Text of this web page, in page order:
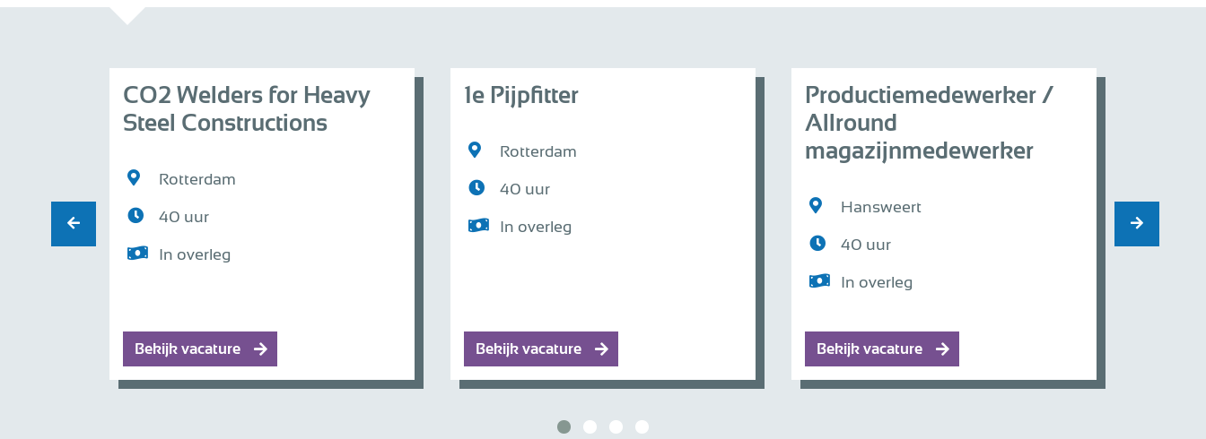
CO2 Welders for Heavy
Steel Constructions
Rotterdam
40 uur
In overleg
Bekijk vacature
1e Pijpfitter
Rotterdam
40 uur
In overleg
Bekijk vacature
Productiemedewerker /
Allround
magazijnmedewerker
Hansweert
40 uur
In overleg
Bekijk vacature